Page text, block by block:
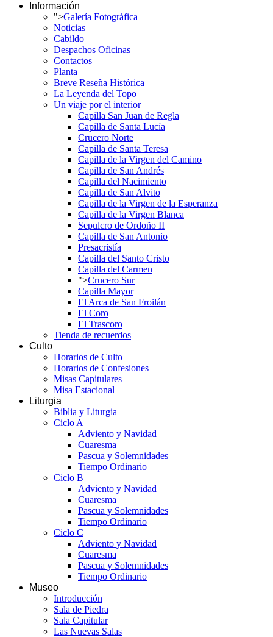
Información
">Galería Fotográfica
Noticias
Cabildo
Despachos Oficinas
Contactos
Planta
Breve Reseña Histórica
La Leyenda del Topo
Un viaje por el interior
Capilla San Juan de Regla
Capilla de Santa Lucía
Crucero Norte
Capilla de Santa Teresa
Capilla de la Virgen del Camino
Capilla de San Andrés
Capilla del Nacimiento
Capilla de San Alvito
Capilla de la Virgen de la Esperanza
Capilla de la Virgen Blanca
Sepulcro de Ordoño II
Capilla de San Antonio
Presacristía
Capilla del Santo Cristo
Capilla del Carmen
">Crucero Sur
Capilla Mayor
El Arca de San Froilán
El Coro
El Trascoro
Tienda de recuerdos
Culto
Horarios de Culto
Horarios de Confesiones
Misas Capitulares
Misa Estacional
Liturgia
Biblia y Liturgia
Ciclo A
Adviento y Navidad
Cuaresma
Pascua y Solemnidades
Tiempo Ordinario
Ciclo B
Adviento y Navidad
Cuaresma
Pascua y Solemnidades
Tiempo Ordinario
Ciclo C
Adviento y Navidad
Cuaresma
Pascua y Solemnidades
Tiempo Ordinario
Museo
Introducción
Sala de Piedra
Sala Capitular
Las Nuevas Salas